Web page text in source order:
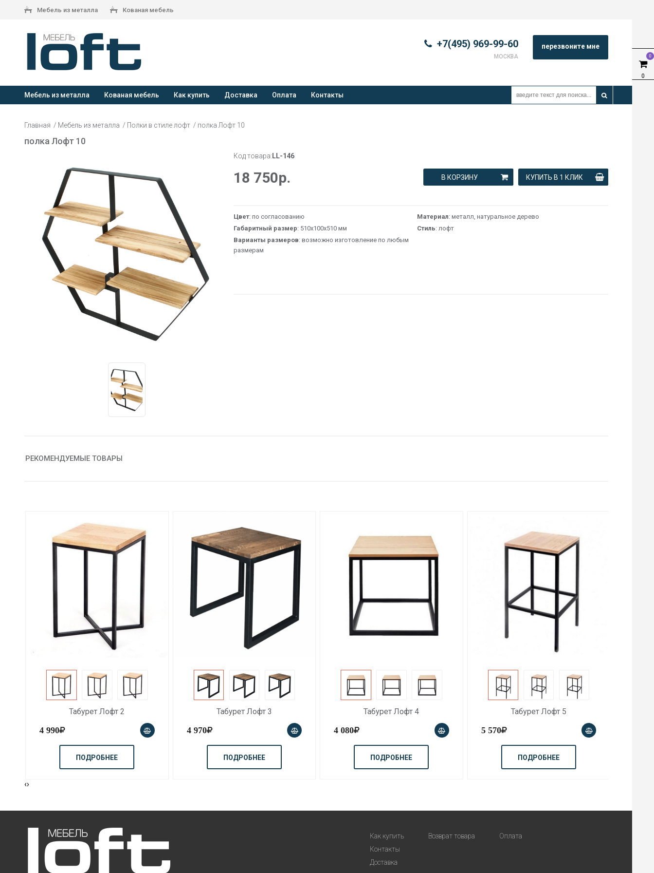
Мебель из металла Кованая мебель
0
0
+7(495) 969-99-60
МОСКВА
перезвоните мне
Мебель из металла Кованая мебель Как купить Доставка Оплата Контакты
Главная Мебель из металла Полки в стиле лофт полка Лофт 10
полка Лофт 10
Код товара: LL-146
18 750р. В КОРЗИНУ КУПИТЬ В 1 КЛИК
Цвет: по согласованию Материал: металл, натуральное дерево
Габаритный размер: 510х100х510 мм Стиль: лофт
Варианты размеров: возможно изготовление по любым
размерам
РЕКОМЕНДУЕМЫЕ ТОВАРЫ
Табурет Лофт 2
4 990
ПОДРОБНЕЕ
Табурет Лофт 3
4 970
ПОДРОБНЕЕ
Табурет Лофт 4
4 080
ПОДРОБНЕЕ
Табурет Лофт 5
5 570
ПОДРОБНЕЕ
‹›
Как купить
Контакты
Доставка
Возврат товара Оплата